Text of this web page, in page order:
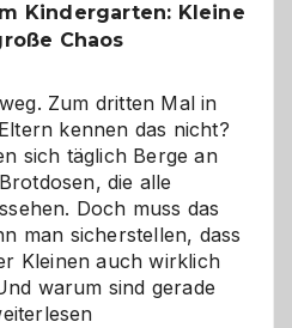
ist
eine
die
richtige
Wahl?
Kindergarten: Kleine
Chaos
Zum dritten Mal in
kennen das nicht?
sich täglich Berge an
die alle
Doch muss das
man sicherstellen, dass
Kleinen auch wirklich
warum sind gerade